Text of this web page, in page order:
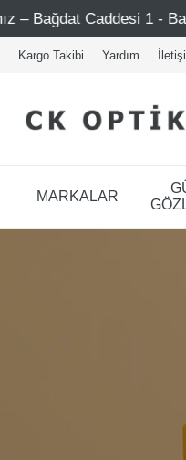
1 - Bağdat
Kargo Takibi Yardım
MARKALAR